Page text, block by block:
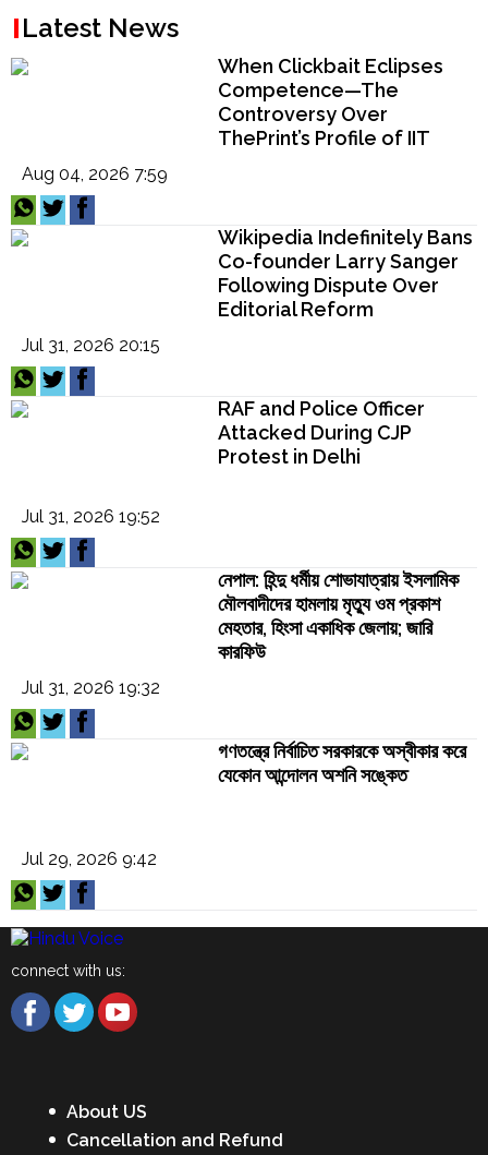
Latest News
When Clickbait Eclipses
Competence—The
Controversy Over
ThePrint’s Profile of IIT
Aug 04, 2026 7:59
Wikipedia Indefinitely Bans
Co-founder Larry Sanger
Following Dispute Over
Editorial Reform
Jul 31, 2026 20:15
RAF and Police Officer
Attacked During CJP
Protest in Delhi
Jul 31, 2026 19:52
নেপাল: হিন্দু ধর্মীয় শোভাযাত্রায় ইসলামিক
মৌলবাদীদের হামলায় মৃত্যু ওম প্রকাশ
মেহতার, হিংসা একাধিক জেলায়; জারি
কারফিউ
Jul 31, 2026 19:32
গণতন্ত্রে নির্বাচিত সরকারকে অস্বীকার করে
যেকোন আন্দোলন অশনি সঙ্কেত
Jul 29, 2026 9:42
connect with us:
About US
Cancellation and Refund